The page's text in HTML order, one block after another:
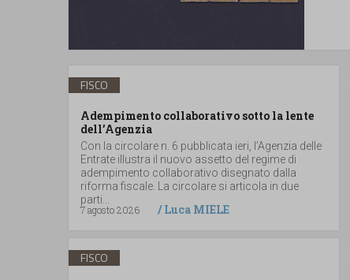
FISCO
Adempimento collaborativo sotto la lente
dell’Agenzia
Con la circolare n. 6 pubblicata ieri, l’Agenzia delle
Entrate illustra il nuovo assetto del regime di
adempimento collaborativo disegnato dalla
riforma fiscale. La circolare si articola in due
parti...
7 agosto 2026
/Luca MIELE
FISCO